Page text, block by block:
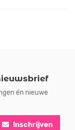
én nieuwe
Inschrijven